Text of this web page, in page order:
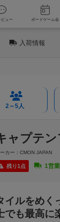
新着レビュー
入荷情報
2～5人
ャプテ
カー：CMON JAPAN
残り1点 1営
イルをめく
でも最高に